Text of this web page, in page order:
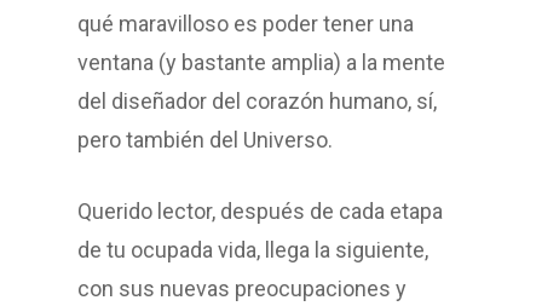
qué maravilloso es poder tener una
ventana (y bastante amplia) a la mente
del diseñador del corazón humano, sí,
pero también del Universo.
Querido lector, después de cada etapa
de tu ocupada vida, llega la siguiente,
con sus nuevas preocupaciones y